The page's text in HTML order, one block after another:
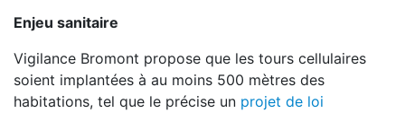
Enjeu sanitaire
Vigilance Bromont propose que les tours cellulaires
soient implantées à au moins 500 mètres des
habitations, tel que le précise un projet de loi